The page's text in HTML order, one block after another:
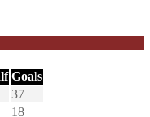
Goals
37
18